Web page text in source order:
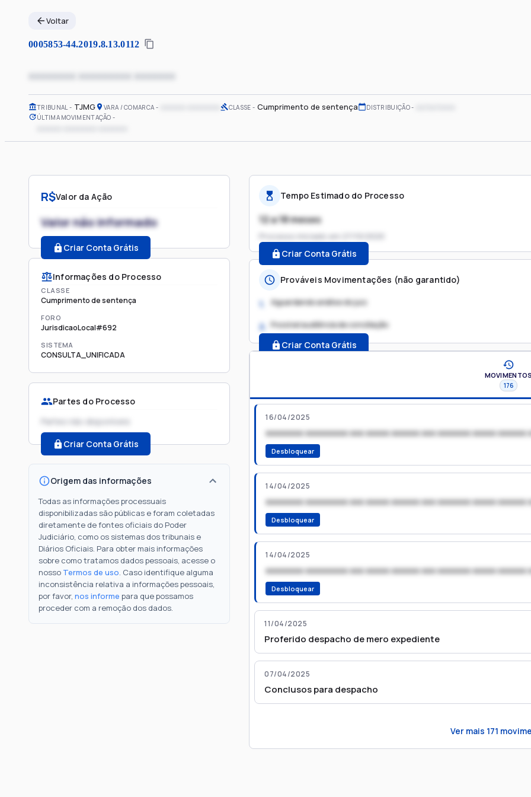
Voltar
0005853-44.2019.8.13.0112
xxxxxxxx xxxxxxxxx xxxxxxx
TRIBUNAL TJMG VARA / COMARCA CLASSE Cumprimento de sentença DISTRIBUIÇÃO
ÚLTIMA MOVIMENTAÇÃO
R$Valor da Ação
Valor não informado
Criar Conta Grátis
Informações do Processo
CLASSE
Cumprimento de sentença
FORO
JurisdicaoLocal#692
SISTEMA
CONSULTA_UNIFICADA
Partes do Processo
Partes não disponíveis
Criar Conta Grátis
Origem das informações
Todas as informações processuais
disponibilizadas são públicas e foram coletadas
diretamente de fontes oficiais do Poder
Judiciário, como os sistemas dos tribunais e
Diários Oficiais. Para obter mais informações
sobre como tratamos dados pessoais, acesse o
nosso Termos de uso. Caso identifique alguma
inconsistência relativa a informações pessoais,
por favor, nos informe para que possamos
proceder com a remoção dos dados.
Tempo Estimado do Processo
12 a 18 meses
Processo iniciado em
Criar Conta Grátis
Prováveis Movimentações (não garantido)
1. Aguardando análise do juiz
2. Possível audiência de conciliação
Criar Conta Grátis
MOVIMENTOS
176
16/04/2025
xxxxxxxx xxxxxxxxx xxx xxxxx xxxxxx xxx xxxxxxx xxxxx xxxxxx
Desbloquear
14/04/2025
xxxxxxxx xxxxxxxxx xxx xxxxx xxxxxx xxx xxxxxxx xxxxx xxxxxx
Desbloquear
14/04/2025
xxxxxxxx xxxxxxxxx xxx xxxxx xxxxxx xxx xxxxxxx xxxxx xxxxxx
Desbloquear
11/04/2025
Proferido despacho de mero expediente
07/04/2025
Conclusos para despacho
Ver mais 171